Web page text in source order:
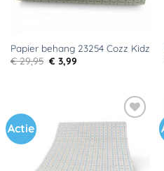
Papier behang 23254 Cozz Kidz
€29,95 Oorspronkelijke
prijs
€ 3,99Huidige
Actie
Toevoegen
aan
verlanglijst